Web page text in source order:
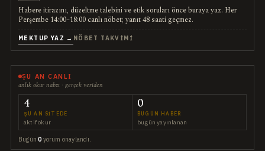
Habere itirazını, düzeltme talebini ve etik soruları önce buraya yaz. Her
Perşembe 14:00–18:00 canlı nöbet; yanıt 48 saati geçmez.
MEKTUP YAZ → NÖBET TAKVIMI
ŞU AN CANLI
anlık okur nabzı · gerçek veriden
4
ŞU AN SITEDE
aktif okur
0
BUGÜN HABER
bugün yayınlanan
Bugün0 yorum onaylandı.